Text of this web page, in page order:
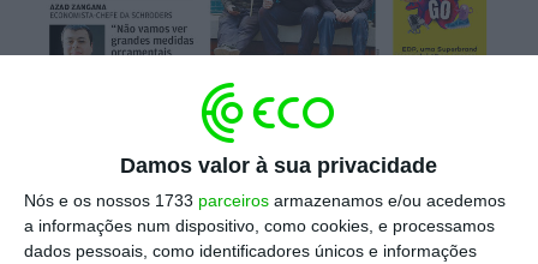
Damos valor à sua privacidade
Nós e os nossos 1733 parceiros armazenamos e/ou acedemos
a informações num dispositivo, como cookies, e processamos
dados pessoais, como identificadores únicos e informações
Sindicalização em Portugal
caiu para 15%